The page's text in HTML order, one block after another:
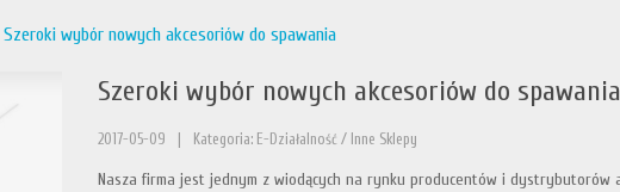
Szeroki wybór nowych akcesoriów do spawania
Szeroki wybór nowych akcesoriów do spawania
2017-05-09 Kategoria: E-Działalność / Inne Sklepy
Nasza firma jest jednym z wiodących na rynku producentów i dystrybutorów